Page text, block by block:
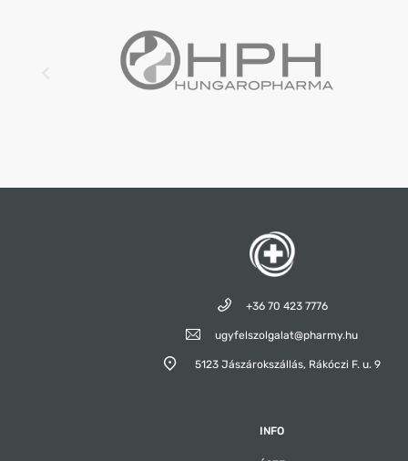
+36 70 423 7776
ugyfelszolgalat@pharmy.hu
5123 Jászárokszállás, Rákóczi F. u. 9
INFO